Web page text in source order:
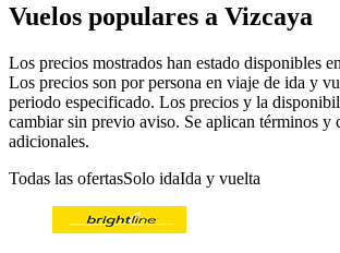
Vuelos populares a Vizcaya
Los precios mostrados han estado disponibles
Los precios son por persona en viaje de ida y
periodo especificado. Los precios y la
cambiar sin previo aviso. Se aplican términos y
adicionales.
Todas las ofertasSolo idaIda y vuelta